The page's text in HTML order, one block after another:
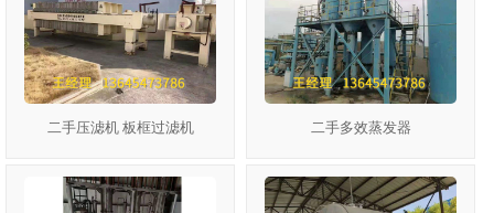
二手压滤机 板框过滤机 二手多效蒸发器